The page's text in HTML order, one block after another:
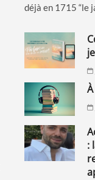
déjà en 1715 “le
corsica au féminin by
accident mortel de verghia
: